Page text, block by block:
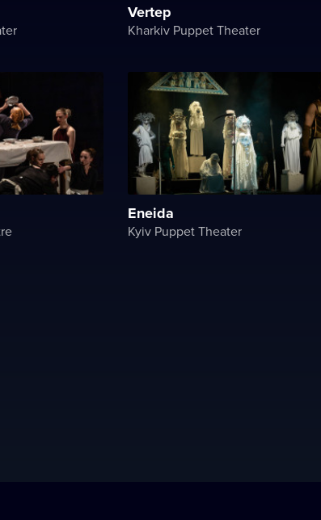
Vertep
Kharkiv Puppet Theater
Eneida
Kyiv Puppet Theater